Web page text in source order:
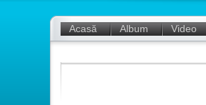
Acasă Album Video